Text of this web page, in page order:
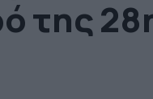
της